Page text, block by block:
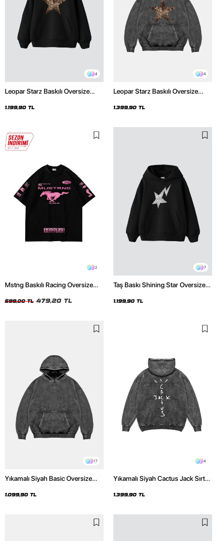
4
Leopar Starz Baskılı Oversize
1.199,90 TL
4
Leopar Starz Baskılı Oversize
Hoodie
1.399,90 TL
2
Mstng Baskılı Racing Oversize
599,00 TL 479,20 TL
7
Taş Baskı Shining Star Oversize
1.199,90 TL
17
Yıkamalı Siyah Basic Oversize
1.099,90 TL
4
Yıkamalı Siyah Cactus Jack Sırt
1.399,90 TL